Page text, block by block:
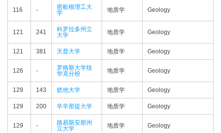
116 -
密歇根理工大
学
地质学 Geology
121 241
科罗拉多州立
大学
地质学 Geology
121 381 天普大学 地质学 Geology
126 -
罗格斯大学纽
华克分校
地质学 Geology
129 143 犹他大学 地质学 Geology
129 200 辛辛那提大学 地质学 Geology
129 -
路易斯安那州
立大学
地质学 Geology